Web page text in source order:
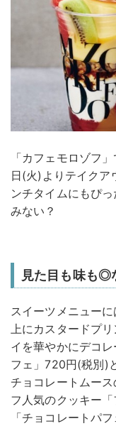
「カフェモロゾフ
日(火)よりテイクア
ンチタイムにもぴ
みない？
見た目も味も◎
スイーツメニュー
上にカスタードプ
イを華やかにデコ
フェ」720円(税別)
チョコレートムー
フ人気のクッキー
「チョコレートパ